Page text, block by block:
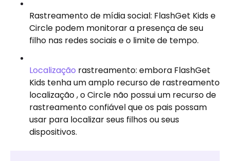
Rastreamento de mídia social: FlashGet Kids e
Circle podem monitorar a presença de seu
filho nas redes sociais e o limite de tempo.
Localização rastreamento: embora FlashGet
Kids tenha um amplo recurso de rastreamento
localização , o Circle não possui um recurso de
rastreamento confiável que os pais possam
usar para localizar seus filhos ou seus
dispositivos.